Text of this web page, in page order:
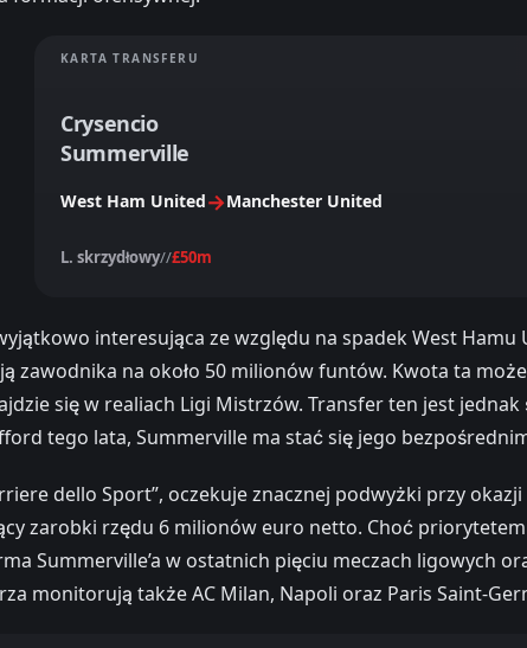
KARTA TRANSFERU
Crysencio
Summerville
West Ham United→Manchester United
L. skrzydłowy//£50m
interesująca ze względu na spadek West
zawodnika na około 50 milionów funtów. Kwota ta
się w realiach Ligi Mistrzów. Transfer ten jest
tego lata, Summerville ma stać się jego
dello Sport”, oczekuje znacznej podwyżki przy
zarobki rzędu 6 milionów euro netto. Choć
Summerville’a w ostatnich pięciu meczach ligowych
monitorują także AC Milan, Napoli oraz Paris Saint-